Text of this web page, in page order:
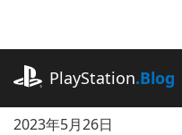
に
ッ
PlayStation.Blog
2023年5月26日